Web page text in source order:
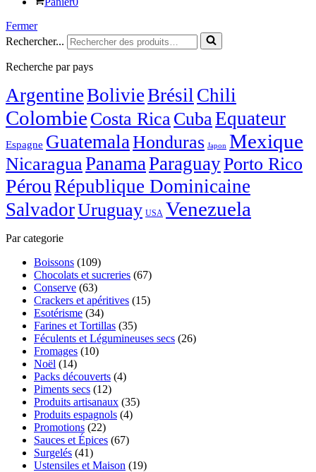
Fermer
Rechercher...
Recherche par pays
ArgentineBolivieBrésil Chili
Colombie Costa RicaCubaEquateur
Espagne GuatemalaHonduras Japon Mexique
NicaraguaPanamaParaguayPorto Rico
Pérou République Dominicaine
SalvadorUruguay USA Venezuela
Par categorie
Boissons (109)
Chocolats et sucreries (67)
Conserve (63)
Crackers et apéritives (15)
Esotérisme (34)
Farines et Tortillas (35)
Féculents et Légumineuses secs (26)
Fromages (10)
Noël (14)
Packs découverts (4)
Piments secs (12)
Produits artisanaux (35)
Produits espagnols (4)
Promotions (22)
Sauces et Épices (67)
Surgelés (41)
Ustensiles et Maison (19)